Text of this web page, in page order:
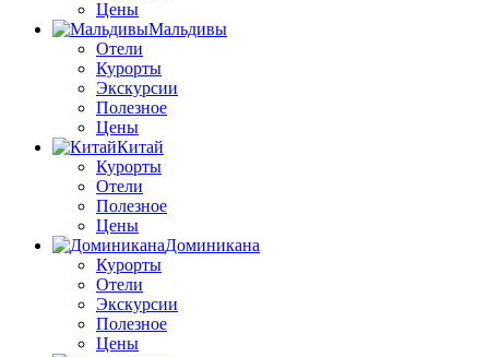
Цены
Мальдивы
Отели
Курорты
Экскурсии
Полезное
Цены
Китай
Курорты
Отели
Полезное
Цены
Доминикана
Курорты
Отели
Экскурсии
Полезное
Цены